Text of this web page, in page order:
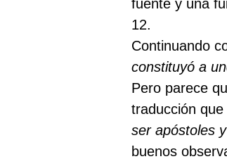
fuente y una
12.
Continuando
constituyó a
Pero parece
traducción
ser apóstoles
buenos